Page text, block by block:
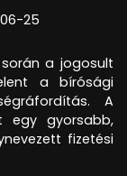
25
a jogosult
a bírósági
A
egy gyorsabb,
fizetési